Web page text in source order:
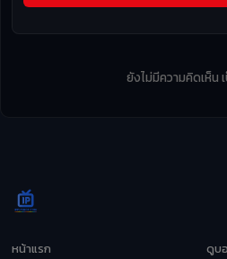
ยังไม่มีความคิดเห็น
หน้าแรก ดูบ